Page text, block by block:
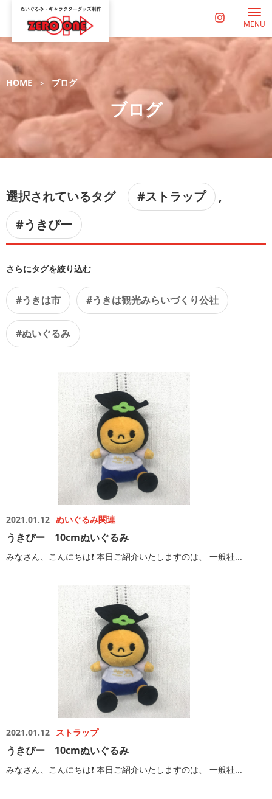
MENU
HOME ブログ
ブログ
選択されているタグ #ストラップ
,
#うきぴー
さらにタグを絞り込む
#うきは市 #うきは観光みらいづくり公社
#ぬいぐるみ
2021.01.12 ぬいぐるみ関連
うきぴー 10cmぬいぐるみ
みなさん、こんにちは❗️ 本日ご紹介いたしますのは、 一般社...
2021.01.12 ストラップ
うきぴー 10cmぬいぐるみ
みなさん、こんにちは❗️ 本日ご紹介いたしますのは、 一般社...